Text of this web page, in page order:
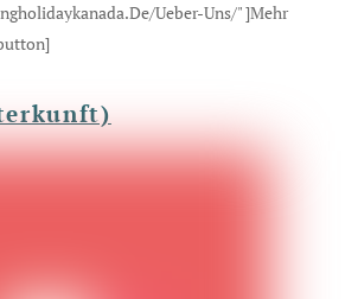
ueber-Uns/" ]Mehr